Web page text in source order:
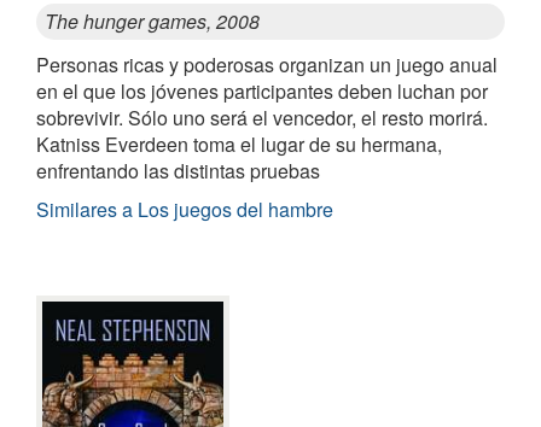
The hunger games, 2008
Personas ricas y poderosas organizan un juego anual
en el que los jóvenes participantes deben luchan por
sobrevivir. Sólo uno será el vencedor, el resto morirá.
Katniss Everdeen toma el lugar de su hermana,
enfrentando las distintas pruebas
Similares a Los juegos del hambre